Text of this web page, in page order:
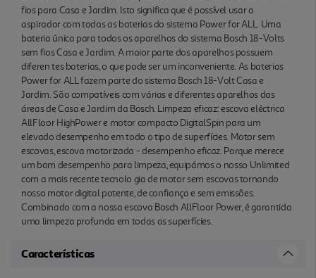
fios para Casa e Jardim. Isto significa que é possível usar o
aspirador com todas as baterias do sistema Power for ALL. Uma
bateria única para todos os aparelhos do sistema Bosch 18-Volts
sem fios Casa e Jardim. A maior parte dos aparelhos possuem
diferen tes baterias, o que pode ser um inconveniente. As baterias
Power for ALL fazem parte do sistema Bosch 18-Volt Casa e
Jardim. São compatíveis com várias e diferentes aparelhos das
áreas de Casa e Jardim da Bosch. Limpeza eficaz: escova eléctrica
AllFloor HighPower e motor compacto DigitalSpin para um
elevado desempenho em todo o tipo de superfícies. Motor sem
escovas, escova motorizada - desempenho eficaz. Porque merece
um bom desempenho para limpeza, equipámos o nosso Unlimited
com a mais recente tecnolo gia de motor sem escovas tornando
nosso motor digital potente, de confiança e sem emissões.
Combinado com a nossa escova Bosch AllFloor Power, é garantida
uma limpeza profunda em todas as superfícies.
Características